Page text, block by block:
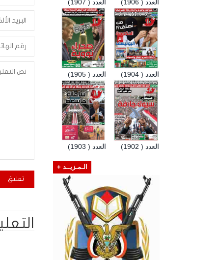
العدد ( 1907) العدد ( 1906)
العدد ( 1905) العدد ( 1904)
العدد ( 1903) العدد ( 1902)
الـمـزيــد +